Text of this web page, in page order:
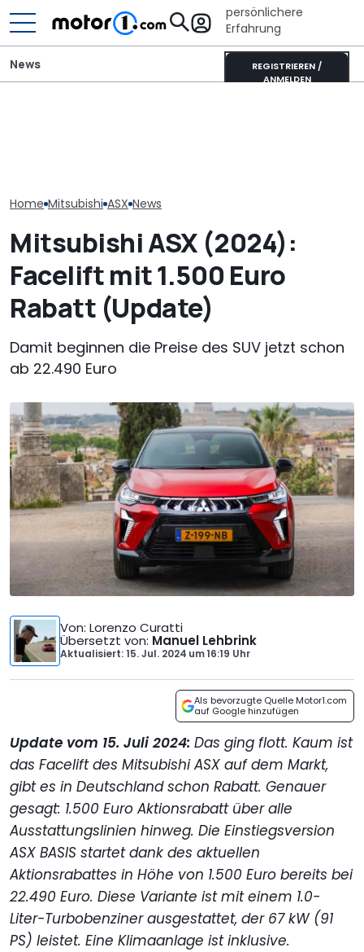
persönlichere
Erfahrung
REGISTRIEREN /
ANMELDEN
News
Home Mitsubishi ASX News
Mitsubishi ASX (2024):
Facelift mit 1.500 Euro
Rabatt (Update)
Damit beginnen die Preise des SUV jetzt schon
ab 22.490 Euro
Von: Lorenzo Curatti
Übersetzt von: Manuel Lehbrink
Aktualisiert: 15. Jul. 2024 um16:19 Uhr
Als bevorzugte Quelle Motor1.com
auf Google hinzufügen
Update vom 15. Juli 2024: Das ging flott. Kaum ist
das Facelift des Mitsubishi ASX auf dem Markt,
gibt es in Deutschland schon Rabatt. Genauer
gesagt: 1.500 Euro Aktionsrabatt über alle
Ausstattungslinien hinweg. Die Einstiegsversion
ASX BASIS startet dank des aktuellen
Aktionsrabattes in Höhe von 1.500 Euro bereits bei
22.490 Euro. Diese Variante ist mit einem 1.0-
Liter-Turbobenziner ausgestattet, der 67 kW (91
PS) leistet. Eine Klimaanlage ist inklusive.